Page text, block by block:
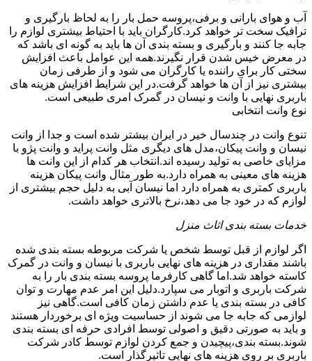
آب و هوای بارانی و برفی،پروسه حمل بار را به لحاظ بارگیری و
ترافیک سخت تر خواهد کرد.کارگران باید با احتیاط بیشتری لوازم را
جابه جا کنند و بارگیری و بسته بندی آن ها باید به گونه ای باشد که
در معرض خیس شدن قرار نگیرند.همه این عوامل باعث افزایش
سختی کار برای راننده یا کارگران می شود و از طرفی زمان
بیشتری نیز از آن ها خواهد گرفت.در این شرایط افزایش هزینه های
باربری نهایی با وانت و نیسان در گمرک امری طبیعی است.
نوع وانت انتخابی
تنوع وانت در چندسال خیر در ایران بیشتر شده است و جدا از وانت
نیسان و وانت پیکان،مدل های دیگری مثل وانت پراید و وانت پژو با
مزایای خاصی به تولید رسیده اند.انتخاب هر کدام از این وانت ها
هزینه های معینی به همراه دارد.به طور مثال وانت پیکان هزینه
باربری کمتری به همراه دارد اما نیسان آبی به دلیل حجم بیشتری از
لوازم که در خود جا می دهد،نرخ بالاتری خواهد داشت.
خدمات بسته بندی اثاث منزل
اگر لوازم از قبل توسط شخص یا شرکت مربوطه بسته بندی شده
باشند مقداری در هزینه های نهایی باربری با نیسان و وانت در گمرک
کاسته خواهد شد.اما گاهی کارفرما پروسه بسته بندی بار را به
شرکت باربری و اتوبار می سپارد.دلیل این امر عدم مهارت و توان
کافی در بسته بندی یا عدم داشتن زمان کافی است.گاهی نیز
لوازمی که جابه جا می شوند از حساسیت ویژه ای برخوردار هستند
و باید به صورتی دقیق و اصولی توسط افرادی حرفه ای بسته بندی
شوند.بسته بندی،پیچیدن و جمع کردن لوازم توسط کادر شرکت
باربری بر روی هزینه های نهایی تاثیرگذار است.